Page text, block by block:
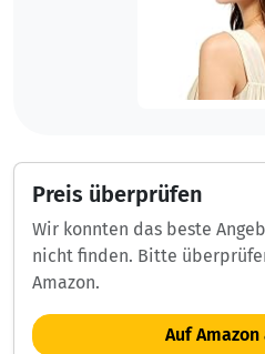
Preis überprüfen
Wir konnten das beste
nicht finden. Bitte
Amazon.
Auf